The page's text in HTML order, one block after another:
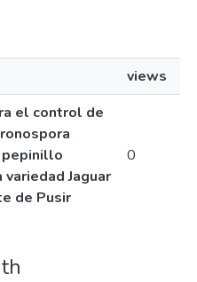
views
el control de
pepinillo
Jaguar
de Pusir
0